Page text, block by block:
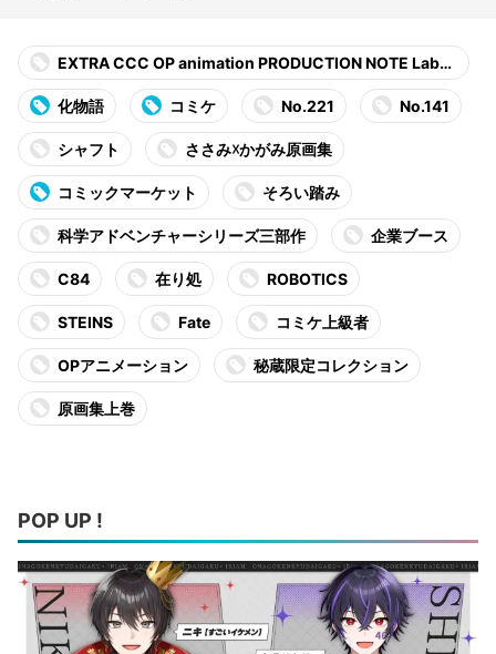
inth
化物語
コミケ No.221 No.141
シャフト ささみ☓かがみ原画集
コミックマーケット そろい踏み
科学アドベンチャーシリーズ三部作 企業ブース
C84 在り処 ROBOTICS
STEINS Fate コミケ上級者
OPアニメーション 秘蔵限定コレクション
原画集上巻
POP UP !